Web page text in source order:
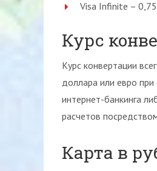
Visa Infinite –
Курс
Курс конвертации
доллара или евро
интернет-банкинга
расчетов
Карта в